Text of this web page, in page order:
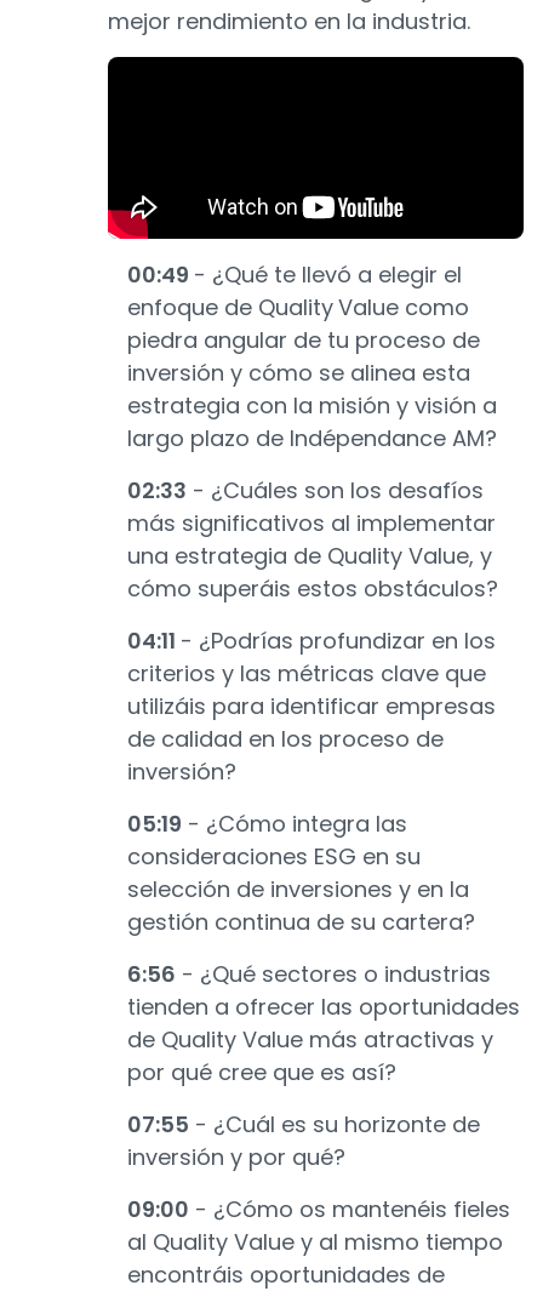
mejor rendimiento en la industria.
00:49 - ¿Qué te llevó a elegir el
enfoque de QualityValue como
piedra angular de tu proceso de
inversión y cómo se alinea esta
estrategia con la misión y visión a
largo plazo de Indépendance AM?
02:33 - ¿Cuáles son los desafíos
más significativos al implementar
una estrategia de Quality Value, y
cómo superáis estos obstáculos?
04:11 - ¿Podrías profundizar en los
criterios y las métricas clave que
utilizáis para identificar empresas
de calidad en los proceso de
inversión?
05:19 - ¿Cómo integra las
consideraciones ESG en su
selección de inversiones y en la
gestión continua de su cartera?
6:56 - ¿Qué sectores o industrias
tienden a ofrecer las oportunidades
de Quality Value más atractivas y
por qué cree que es así?
07:55 - ¿Cuál es su horizonte de
inversión y por qué?
09:00 - ¿Cómo os mantenéis fieles
al Quality Value y al mismo tiempo
encontráis oportunidades de